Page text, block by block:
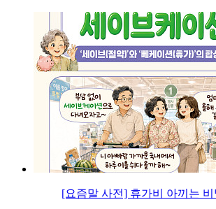
[요즘말 사전] 휴가비 아끼는 비